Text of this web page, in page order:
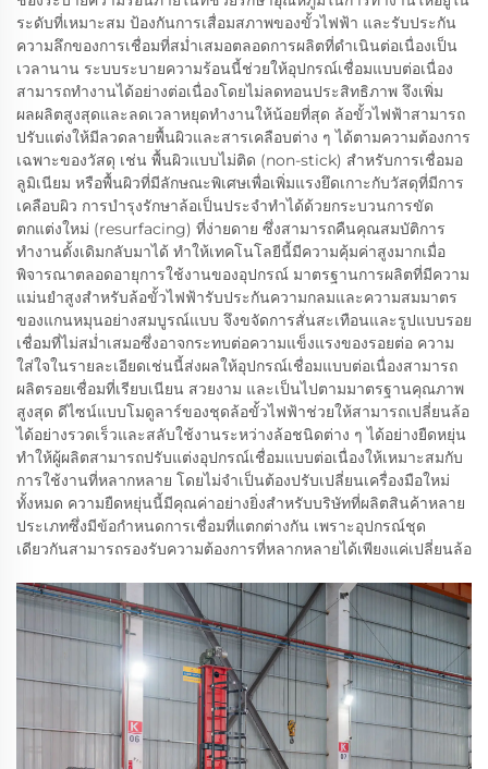
ระดับที่เหมาะสม ป้องกันการเสื่อมสภาพของขั้วไฟฟ้า และรับประกัน
ความลึกของการเชื่อมที่สม่ำเสมอตลอดการผลิตที่ดำเนินต่อเนื่องเป็น
เวลานาน ระบบระบายความร้อนนี้ช่วยให้อุปกรณ์เชื่อมแบบต่อเนื่อง
สามารถทำงานได้อย่างต่อเนื่องโดยไม่ลดทอนประสิทธิภาพ จึงเพิ่ม
ผลผลิตสูงสุดและลดเวลาหยุดทำงานให้น้อยที่สุด ล้อขั้วไฟฟ้าสามารถ
ปรับแต่งให้มีลวดลายพื้นผิวและสารเคลือบต่าง ๆ ได้ตามความต้องการ
เฉพาะของวัสดุ เช่น พื้นผิวแบบไม่ติด (non-stick) สำหรับการเชื่อมอ
ลูมิเนียม หรือพื้นผิวที่มีลักษณะพิเศษเพื่อเพิ่มแรงยึดเกาะกับวัสดุที่มีการ
เคลือบผิว การบำรุงรักษาล้อเป็นประจำทำได้ด้วยกระบวนการขัด
ตกแต่งใหม่ (resurfacing) ที่ง่ายดาย ซึ่งสามารถคืนคุณสมบัติการ
ทำงานดั้งเดิมกลับมาได้ ทำให้เทคโนโลยีนี้มีความคุ้มค่าสูงมากเมื่อ
พิจารณาตลอดอายุการใช้งานของอุปกรณ์ มาตรฐานการผลิตที่มีความ
แม่นยำสูงสำหรับล้อขั้วไฟฟ้ารับประกันความกลมและความสมมาตร
ของแกนหมุนอย่างสมบูรณ์แบบ จึงขจัดการสั่นสะเทือนและรูปแบบรอย
เชื่อมที่ไม่สม่ำเสมอซึ่งอาจกระทบต่อความแข็งแรงของรอยต่อ ความ
ใส่ใจในรายละเอียดเช่นนี้ส่งผลให้อุปกรณ์เชื่อมแบบต่อเนื่องสามารถ
ผลิตรอยเชื่อมที่เรียบเนียน สวยงาม และเป็นไปตามมาตรฐานคุณภาพ
สูงสุด ดีไซน์แบบโมดูลาร์ของชุดล้อขั้วไฟฟ้าช่วยให้สามารถเปลี่ยนล้อ
ได้อย่างรวดเร็วและสลับใช้งานระหว่างล้อชนิดต่าง ๆ ได้อย่างยืดหยุ่น
ทำให้ผู้ผลิตสามารถปรับแต่งอุปกรณ์เชื่อมแบบต่อเนื่องให้เหมาะสมกับ
การใช้งานที่หลากหลาย โดยไม่จำเป็นต้องปรับเปลี่ยนเครื่องมือใหม่
ทั้งหมด ความยืดหยุ่นนี้มีคุณค่าอย่างยิ่งสำหรับบริษัทที่ผลิตสินค้าหลาย
ประเภทซึ่งมีข้อกำหนดการเชื่อมที่แตกต่างกัน เพราะอุปกรณ์ชุด
เดียวกันสามารถรองรับความต้องการที่หลากหลายได้เพียงแค่เปลี่ยนล้อ